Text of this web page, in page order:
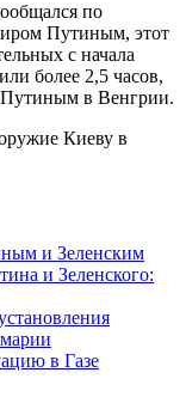
по
Путиным, этот
с начала
более 2,5 часов,
Путиным в Венгрии.
и Зеленским
и Зеленского:
в Газе